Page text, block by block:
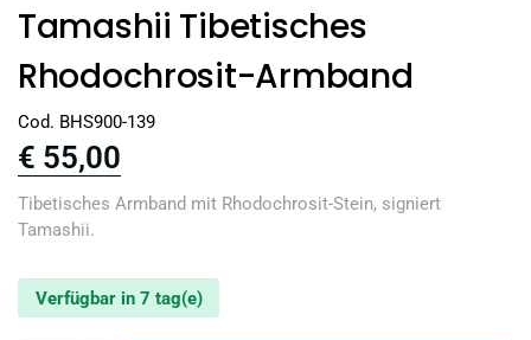
Tamashii Tibetisches
Rhodochrosit-Armband
Cod. BHS900-139
€ 55,00
Tibetisches Armband mit Rhodochrosit-Stein, signiert
Tamashii.
Verfügbar in 7 tag(e)